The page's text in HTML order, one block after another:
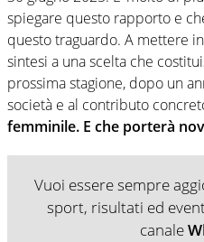
spiegare questo rapporto e
questo traguardo. A mettere
sintesi a una scelta che
prossima stagione, dopo un
società e al contributo
femminile. E che porterà
Vuoi essere sempre
sport, risultati ed
canale